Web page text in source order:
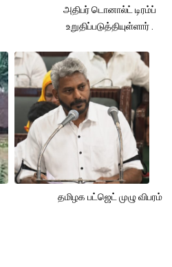
அதிபர் டொனால்ட் டிரம்ப்
உறுதிப்படுத்தியுள்ளார் .
தமிழக பட்ஜெட் முழு விபரம்